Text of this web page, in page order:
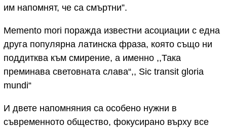
им напомнят, че са смъртни”.
Memento mori поражда известни асоциации с една
друга популярна латинска фраза, която също ни
поддитква към смирение, а именно ,,Така
преминава световната слава“,, Sic transit gloria
mundi“
И двете напомняния са особено нужни в
съвременното общество, фокусирано върху все